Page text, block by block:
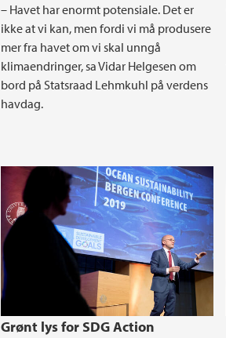
– Havet har enormt potensiale. Det er
ikke at vi kan, men fordi vi må produsere
mer fra havet om vi skal unngå
klimaendringer, sa Vidar Helgesen om
bord på Statsraad Lehmkuhl på verdens
havdag.
Grønt lys for SDG Action